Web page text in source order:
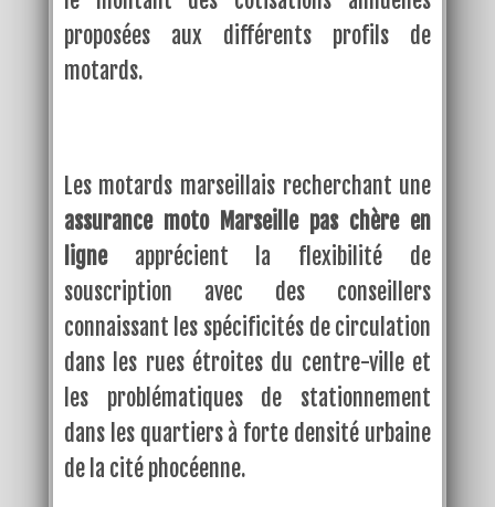
proposées aux différents profils de
motards.
Les motards marseillais recherchant une
assurance moto Marseille pas chère en
ligneapprécient la flexibilité de
souscription avec des conseillers
connaissant les spécificités de circulation
dans les rues étroites du centre-ville et
les problématiques de stationnement
dans les quartiers à forte densité urbaine
de la cité phocéenne.